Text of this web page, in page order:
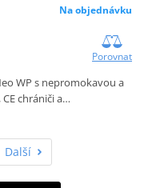
Na objednávku
Porovnat
WP s nepromokavou a
chrániči a…
Další